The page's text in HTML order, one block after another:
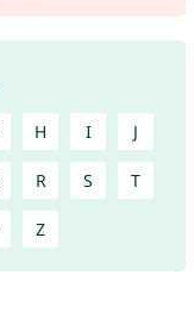
H I J
R S T
Z